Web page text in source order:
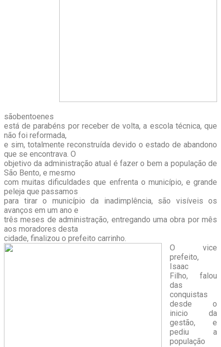
sãobentoenes
está de parabéns por receber de volta, a escola técnica, que
não foi reformada,
e sim, totalmente reconstruída devido o estado de abandono
que se encontrava. O
objetivo da administração atual é fazer o bem a população de
São Bento, e mesmo
com muitas dificuldades que enfrenta o município, e grande
peleja que passamos
para tirar o município da inadimplência, são visíveis os
avanços em um ano e
três meses de administração, entregando uma obra por mês
aos moradores desta
cidade, finalizou o prefeito carrinho.
O vice
prefeito,
Isaac
Filho, falou
das
conquistas
desde o
inicio da
gestão, e
pediu a
população